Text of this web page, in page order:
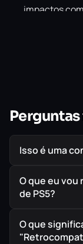
impactos
precisão e o
Indicador
investidas
autênticos
estratégica.
Cada
ainda mais
🏆Modo
Isso é uma
O que eu vou
de PS5?
O que